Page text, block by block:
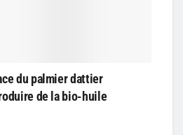
du palmier dattier
de la bio-huile